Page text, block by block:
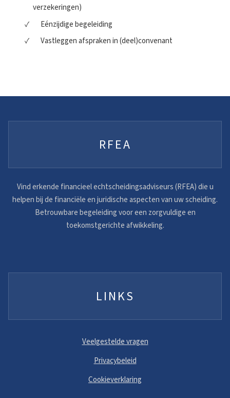
verzekeringen)
Eénzijdige begeleiding
Vastleggen afspraken in (deel)convenant
RFEA
Vind erkende financieel echtscheidingsadviseurs (RFEA) die u
helpen bij de financiële en juridische aspecten van uw scheiding.
Betrouwbare begeleiding voor een zorgvuldige en
toekomstgerichte afwikkeling.
LINKS
Veelgestelde vragen
Privacybeleid
Cookieverklaring